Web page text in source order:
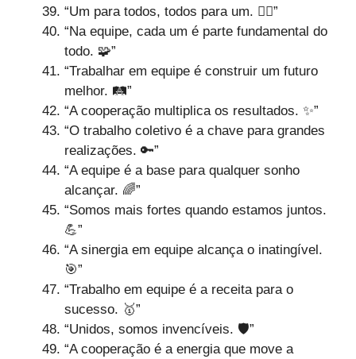
“Um para todos, todos para um. 🤼‍♂️”
“Na equipe, cada um é parte fundamental do
todo. 🧩”
“Trabalhar em equipe é construir um futuro
melhor. 🛤️”
“A cooperação multiplica os resultados. ✨”
“O trabalho coletivo é a chave para grandes
realizações. 🔑”
“A equipe é a base para qualquer sonho
alcançar. 🌈”
“Somos mais fortes quando estamos juntos.
💪”
“A sinergia em equipe alcança o inatingível.
🎯”
“Trabalho em equipe é a receita para o
sucesso. 🥇”
“Unidos, somos invencíveis. 🛡️”
“A cooperação é a energia que move a